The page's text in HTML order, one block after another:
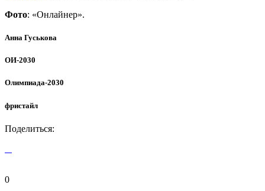
Фото: «Онлайнер».
Анна Гуськова
ОИ-2030
Олимпиада-2030
фристайл
Поделиться:
0